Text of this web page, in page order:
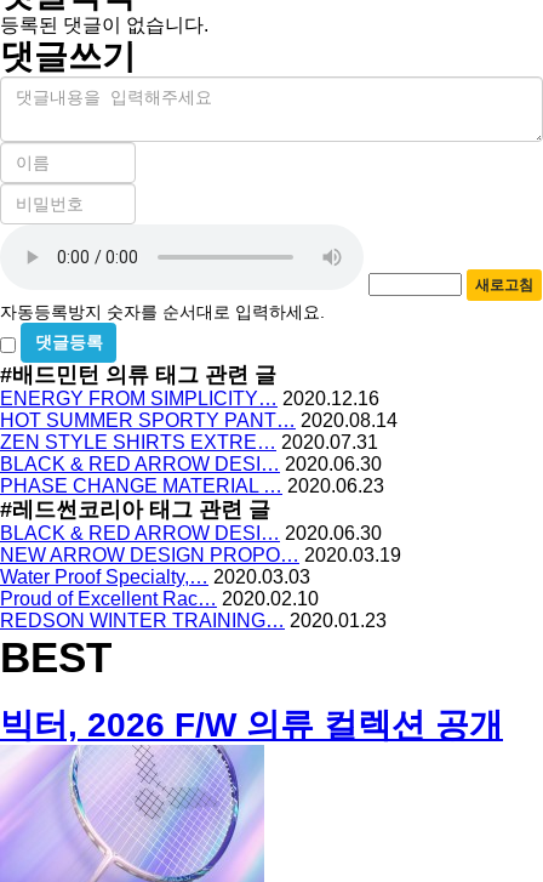
등록된 댓글이 없습니다.
댓글쓰기
내
이
필
수
비
밀
수
록
방
지
새로고침
자동등록방지 숫자를 순서대로 입력하세요.
비
밀
글
사
용
#배드민턴 의류 태그 관련 글
ENERGY FROM SIMPLICITY… 2020.12.16
HOT SUMMER SPORTY PANT… 2020.08.14
ZEN STYLE SHIRTS EXTRE… 2020.07.31
BLACK & RED ARROW DESI… 2020.06.30
PHASE CHANGE MATERIAL … 2020.06.23
#레드썬코리아태그 관련 글
BLACK & RED ARROW DESI… 2020.06.30
NEW ARROW DESIGN PROPO… 2020.03.19
Water Proof Specialty,… 2020.03.03
Proud of Excellent Rac… 2020.02.10
REDSON WINTER TRAINING… 2020.01.23
BEST
빅터, 2026 F/W 의류 컬렉션 공개